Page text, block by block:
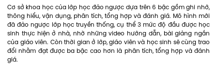
Cơ sở khoa học của lớp học đảo ngược dựa trên 6 bậc gồm ghi nhớ,
thông hiểu, vận dụng, phân tích, tổng hợp và đánh giá. Mô hình mới
đã đảo ngược lớp học truyền thống, cụ thể 3 mức độ đầu được học
sinh thực hiện ở nhà, nhờ những video hướng dẫn, bài giảng ngắn
của giáo viên. Còn thời gian ở lớp, giáo viên và học sinh sẽ cùng trao
đổi nhằm đạt được ba bậc cao hơn là phân tích, tổng hợp và đánh
giá.